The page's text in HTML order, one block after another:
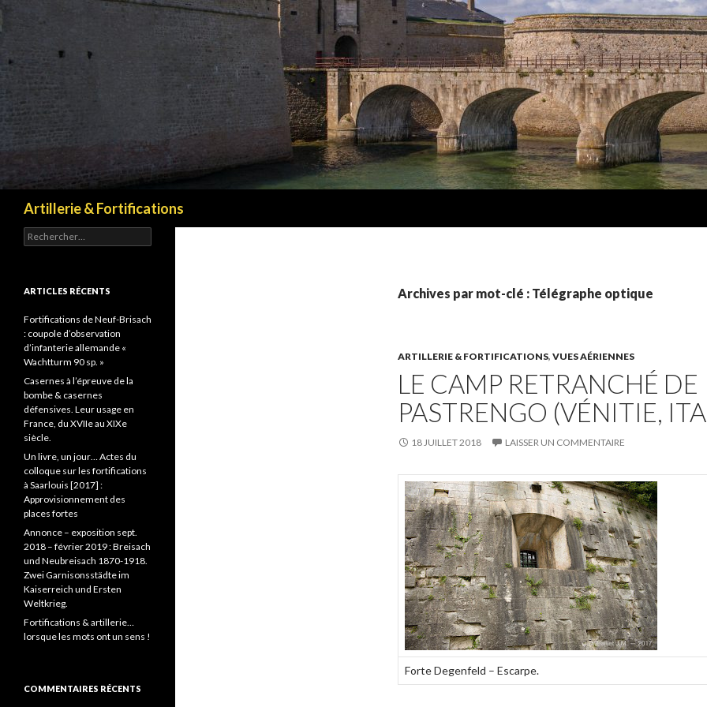
Artillerie & Fortifications
Archives par mot-clé : Télégraphe optique
ARTILLERIE & FORTIFICATIONS, VUES AÉRIENNES
LE CAMP RETRANCHÉ DE
PASTRENGO (VÉNITIE,
18 JUILLET 2018 LAISSER UN COMMENTAIRE
Forte Degenfeld – Escarpe.
Rechercher :
ARTICLES RÉCENTS
Fortifications de Neuf-Brisach
: coupole d’observation
d’infanterie allemande «
Wachtturm 90 sp. »
Casernes à l’épreuve de la
bombe & casernes
défensives. Leur usage en
France, du XVIIe au XIXe
siècle.
Un livre, un jour… Actes du
colloque sur les fortifications
à Saarlouis [2017] :
Approvisionnement des
places fortes
Annonce – exposition sept.
2018 – février 2019 : Breisach
und Neubreisach 1870-1918.
Zwei Garnisonsstädte im
Kaiserreich und Ersten
Weltkrieg.
Fortifications & artillerie…
lorsque les mots ont un sens !
COMMENTAIRES RÉCENTS